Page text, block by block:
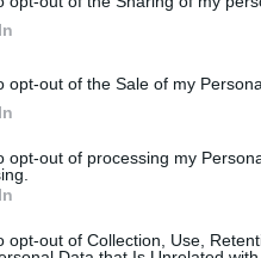
opt-out of the Sale of my
opt-out of processing my
opt-out of Collection, Use,
jövőt, amelyben a
egy-egy izmos PC
balatoni kardioösvény (X)